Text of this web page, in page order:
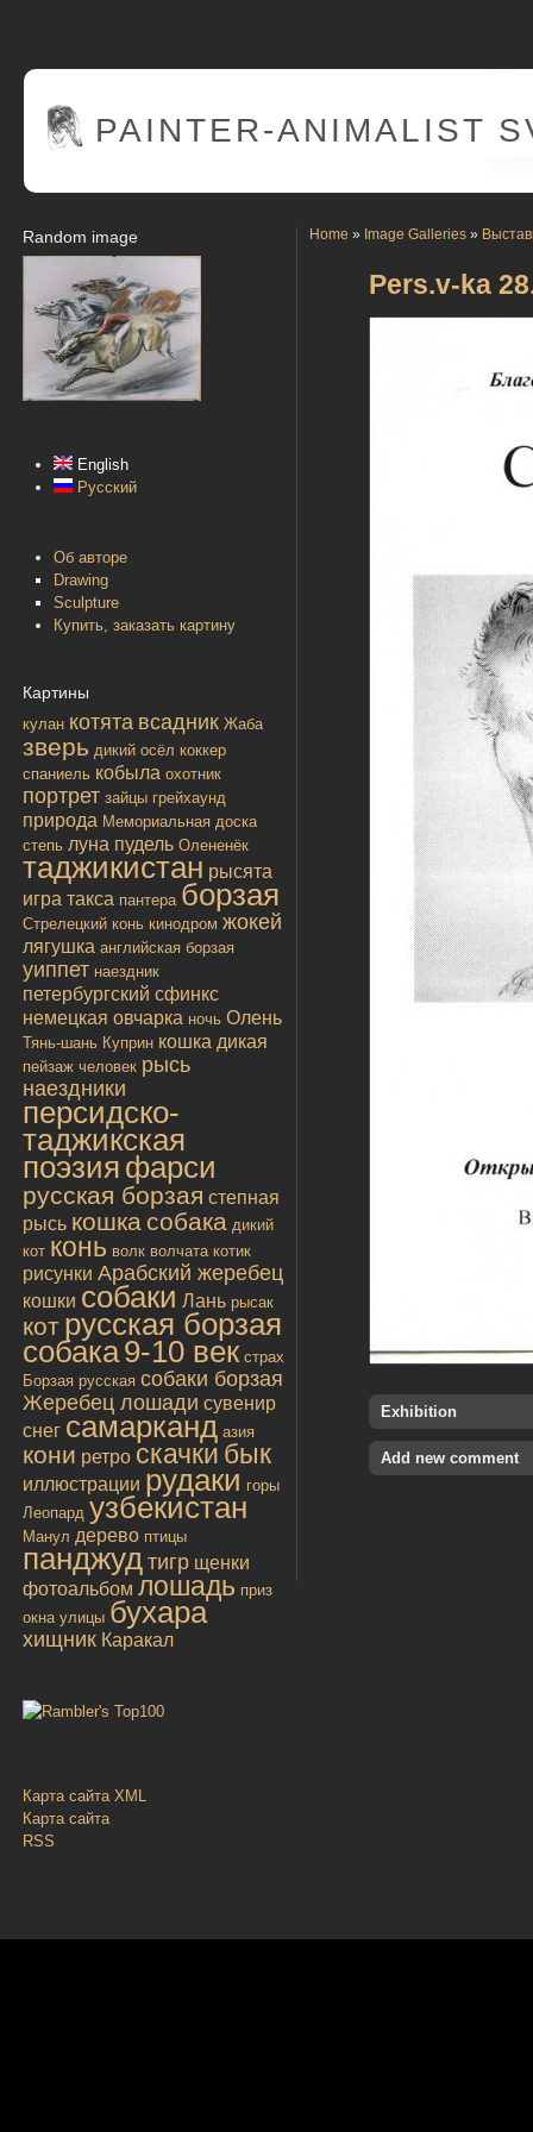
PAINTER-ANIMALIST
Random image
English
Русский
Об авторе
Drawing
Sculpture
Купить, заказать картину
Картины
кулан котята всадник Жаба
зверь дикий осёл коккер
спаниель кобыла охотник
портрет зайцы грейхаунд
природа Мемориальная доска
степь луна пудель Олененёк
таджикистан рысята
игра такса пантера борзая
Стрелецкий конь кинодром жокей
лягушка английская борзая
уиппет наездник
петербургский сфинкс
немецкая овчарка ночь Олень
Тянь-шань Куприн кошка дикая
пейзаж человек рысь
наездники
персидско-
таджикская
поэзия фарси
русская борзая степная
рысь кошка собака дикий
кот конь волк волчата котик
рисунки Арабский жеребец
кошки собаки Лань рысак
кот русская борзая
собака9-10 век страх
Борзая русская собаки борзая
Жеребец лошади сувенир
снег самарканд азия
кони ретро скачки бык
иллюстрации рудаки горы
Леопард узбекистан
Манул дерево птицы
панджуд тигр щенки
фотоальбом лошадь приз
окна улицы бухара
хищник Каракал
Карта сайта XML
Карта сайта
RSS
Home » Image Galleries »
Pers.v-ka
Exhibition
Add new comment